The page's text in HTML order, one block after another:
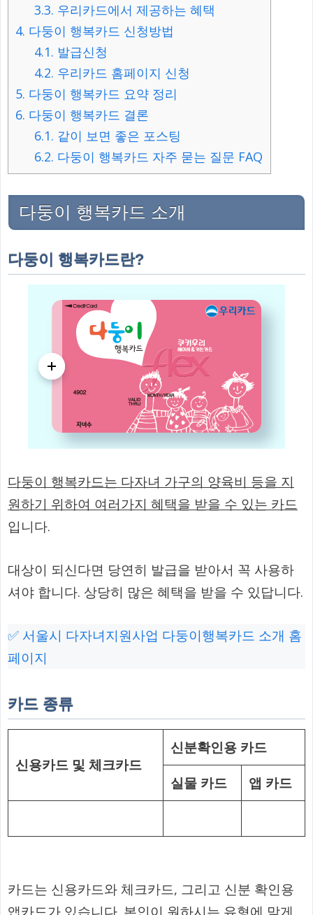
3.3. 우리카드에서 제공하는 혜택
4. 다둥이 행복카드 신청방법
4.1. 발급신청
4.2. 우리카드 홈페이지 신청
5. 다둥이 행복카드 요약 정리
6. 다둥이 행복카드 결론
6.1. 같이 보면 좋은 포스팅
6.2. 다둥이 행복카드 자주 묻는 질문 FAQ
다둥이 행복카드 소개
다둥이 행복카드란?
다둥이 행복카드는 다자녀 가구의 양육비 등을 지
원하기 위하여 여러가지 혜택을 받을 수 있는 카드
입니다.
대상이 되신다면 당연히 발급을 받아서 꼭 사용하
셔야 합니다. 상당히 많은 혜택을 받을 수 있답니다.
✅ 서울시 다자녀지원사업 다둥이행복카드 소개 홈
페이지
카드 종류
신용카드 및 체크카드
신분확인용 카드
실물 카드
앱 카드
카드는 신용카드와 체크카드, 그리고 신분 확인용